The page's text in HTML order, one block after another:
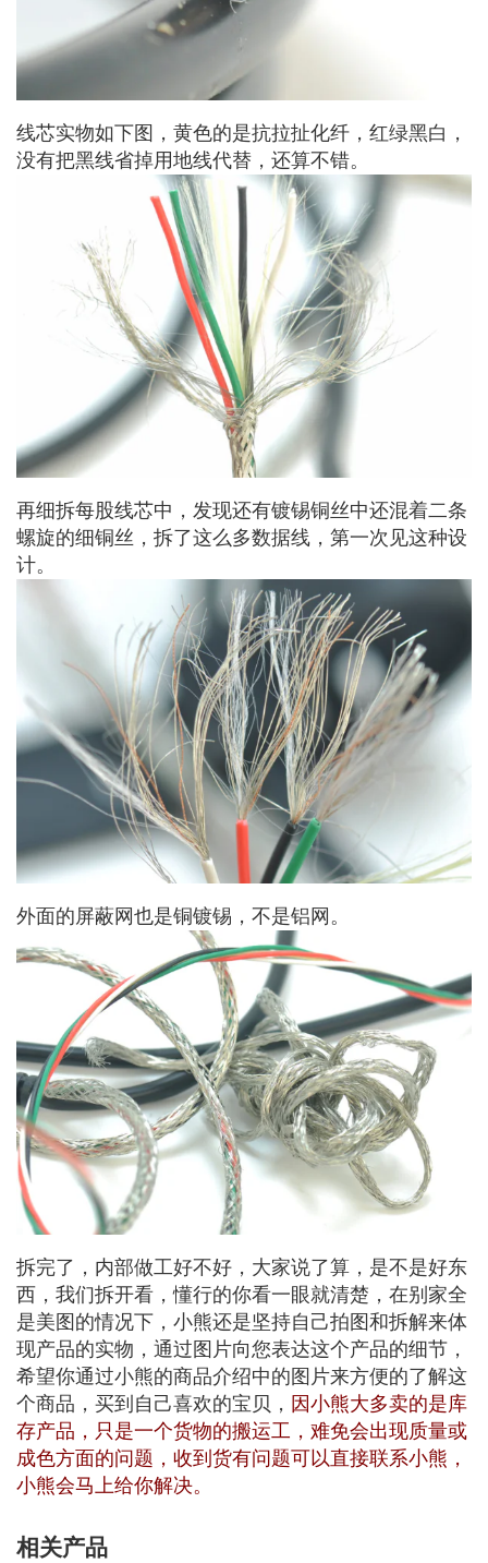
线芯实物如下图，黄色的是抗拉扯化纤，红绿黑白，
没有把黑线省掉用地线代替，还算不错。
再细拆每股线芯中，发现还有镀锡铜丝中还混着二条
螺旋的细铜丝，拆了这么多数据线，第一次见这种设
计。
外面的屏蔽网也是铜镀锡，不是铝网。
拆完了，内部做工好不好，大家说了算，是不是好东
西，我们拆开看，懂行的你看一眼就清楚，在别家全
是美图的情况下，小熊还是坚持自己拍图和拆解来体
现产品的实物，通过图片向您表达这个产品的细节，
希望你通过小熊的商品介绍中的图片来方便的了解这
个商品，买到自己喜欢的宝贝， 因小熊大多卖的是库
存产品，只是一个货物的搬运工，难免会出现质量或
成色方面的问题，收到货有问题可以直接联系小熊，
小熊会马上给你解决。
相关产品